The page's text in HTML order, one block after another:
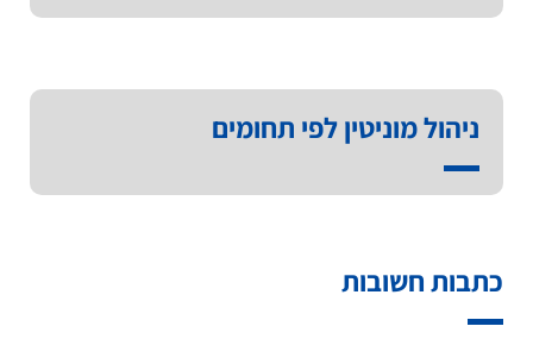
ניהול מוניטין לפי תחומים
כתבות חשובות